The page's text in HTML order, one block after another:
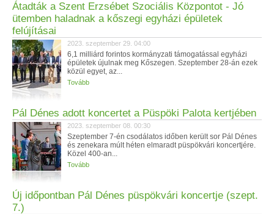
Átadták a Szent Erzsébet Szociális Központot - Jó
ütemben haladnak a kőszegi egyházi épületek
felújításai
2023. szeptember 29. 04:00
6,1 milliárd forintos kormányzati támogatással egyházi
épületek újulnak meg Kőszegen. Szeptember 28-án ezek
közül egyet, az...
Tovább
Pál Dénes adott koncertet a Püspöki Palota kertjében
2023. szeptember 08. 00:30
Szeptember 7-én csodálatos időben került sor Pál Dénes
és zenekara múlt héten elmaradt püspökvári koncertjére.
Közel 400-an...
Tovább
Új időpontban Pál Dénes püspökvári koncertje (szept.
7.)